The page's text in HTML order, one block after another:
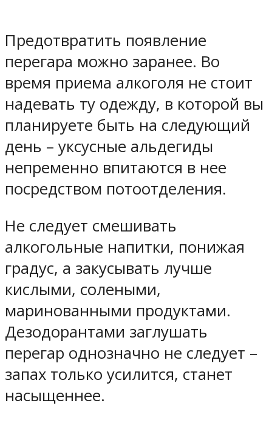
Предотвратить появление
перегара можно заранее. Во
время приема алкоголя не стоит
надевать ту одежду, в которой вы
планируете быть на следующий
день – уксусные альдегиды
непременно впитаются в нее
посредством потоотделения.
Не следует смешивать
алкогольные напитки, понижая
градус, а закусывать лучше
кислыми, солеными,
маринованными продуктами.
Дезодорантами заглушать
перегар однозначно не следует –
запах только усилится, станет
насыщеннее.